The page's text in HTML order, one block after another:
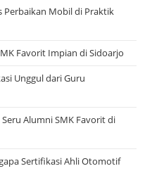
Perbaikan Mobil di Praktik
Favorit Impian di Sidoarjo
Unggul dari Guru
Alumni SMK Favorit di
Sertifikasi Ahli Otomotif